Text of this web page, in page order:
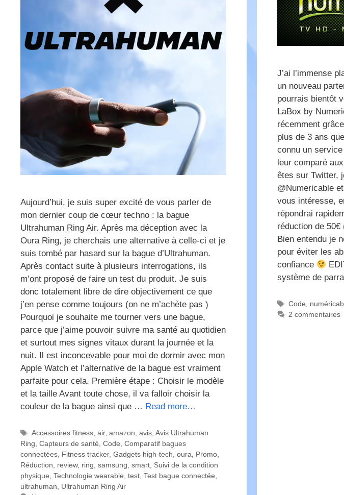
Aujourd’hui, je suis super excité de vous parler de
mon dernier coup de cœur techno : la bague
Ultrahuman Ring Air. Après ma déception avec la
Oura Ring, je cherchais une alternative à celle-ci et je
suis tombé par hasard sur la bague d’Ultrahuman.
Après contact suite à plusieurs interrogations, ils
m’ont proposé de faire un test du produit. Je suis
donc totalement libre de dire objectivement ce que
j’en pense comme toujours (on ne m’achète pas )
Pourquoi je souhaite me tourner vers une bague,
parce que j’aime pouvoir suivre ma santé au quotidien
et surtout mes signes vitaux durant la journée et la
nuit. Il est inconcevable pour moi de dormir avec mon
Apple Watch et l’alternative de la bague est vraiment
parfaite pour cela. Première étape : Choisir le modèle
et la taille Avant toute chose, il va falloir choisir la
couleur de la bague ainsi que … Read more…
Étiquettes
Accessoires fitness, air, amazon avis, Avis Ultrahuman
Ring Capteurs de santé Code Comparatif bagues
connectées Fitness tracker, Gadgets high-tech oura Promo
Réduction
review, ring samsung smart Suivi de la condition
physique Technologie wearable test Test bague connectée
ultrahuman
Ultrahuman Ring Air
J’ai l’immense
un nouveau
pourrais bientôt
LaBox by
récemment
plus de 3 ans
connu un
leur comparé
êtes sur Twitter,
@Numericable
vous intéresse,
répondrai
réduction de
Bien entendu je
pour éviter les
confiance
système de
Étiquettes
Code
2 commentaires